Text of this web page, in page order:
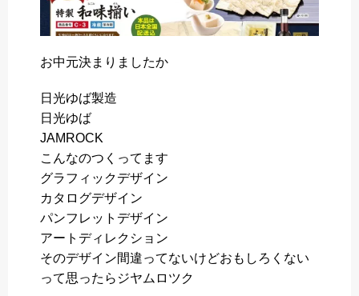
お中元決まりましたか️
日光ゆば製造
日光ゆば
JAMROCK
こんなのつくってます
グラフィックデザイン
カタログデザイン
パンフレットデザイン
アートディレクション
そのデザイン間違ってないけどおもしろくない
って思ったらジヤムロツク